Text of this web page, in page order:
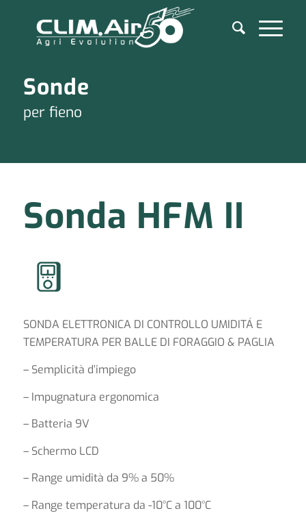
Sonde
per fieno
Sonda HFM II
SONDA ELETTRONICA DI CONTROLLO UMIDITÁ E
TEMPERATURA PER BALLE DI FORAGGIO & PAGLIA
– Semplicità d’impiego
– Impugnatura ergonomica
– Batteria 9V
– Schermo LCD
– Range umidità da 9% a 50%
– Range temperatura da -10°C a 100°C